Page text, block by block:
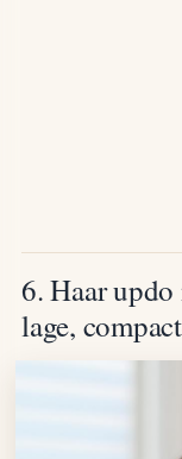
6. Haar
lage,